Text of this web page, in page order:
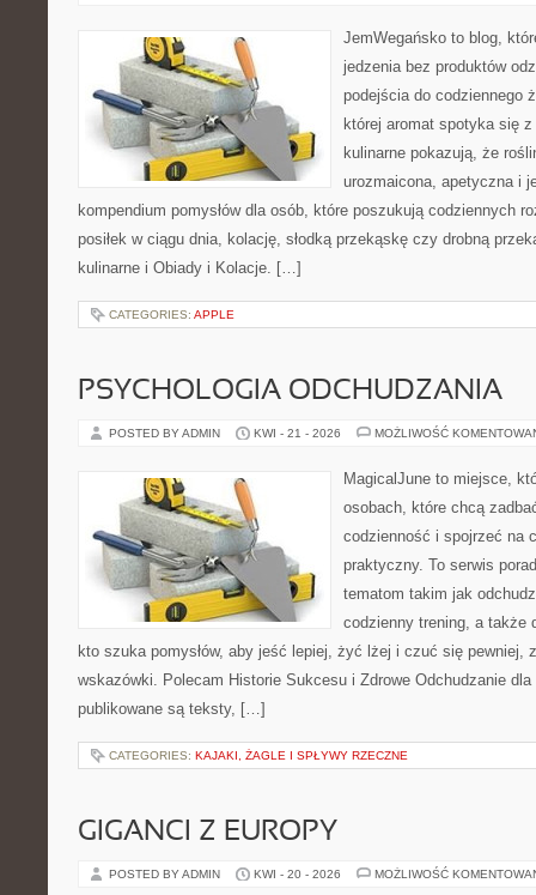
JemWegańsko to blog,
jedzenia bez produktów
podejścia do codziennego
której aromat spotyka się
kulinarne pokazują, że
urozmaicona, apetyczna i
kompendium pomysłów dla osób, które poszukują codziennych
posiłek w ciągu dnia, kolację, słodką przekąskę czy drobną
kulinarne i Obiady i Kolacje. […]
CATEGORIES: APPLE
PSYCHOLOGIA ODCHUDZANIA
POSTED BY ADMIN KWI - 21 - 2026 MOŻLIWOŚĆ
MagicalJune to miejsce,
osobach, które chcą
codzienność i spojrzeć na
praktyczny. To serwis
tematom takim jak
codzienny trening, a także
kto szuka pomysłów, aby jeść lepiej, żyć lżej i czuć się pewniej,
wskazówki. Polecam Historie Sukcesu i Zdrowe Odchudzanie
publikowane są teksty, […]
CATEGORIES: KAJAKI, ŻAGLE I SPŁYWY RZECZNE
GIGANCI Z EUROPY
POSTED BY ADMIN KWI - 20 - 2026 MOŻLIWOŚĆ